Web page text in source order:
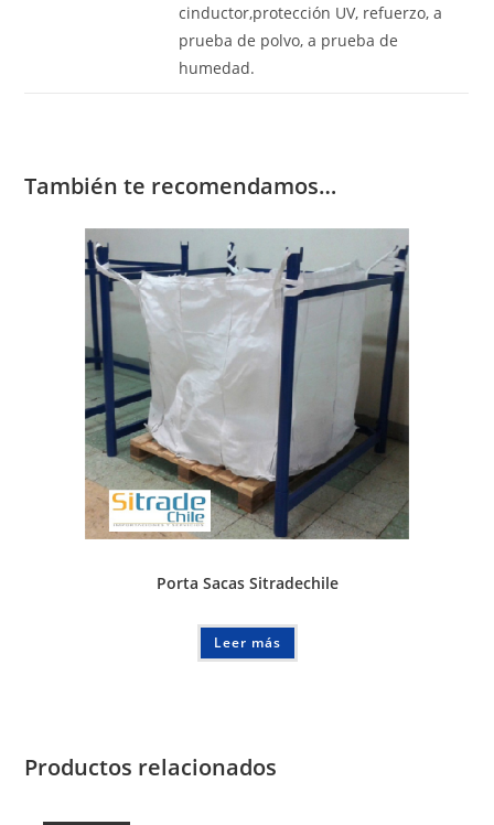
cinductor,protección UV, refuerzo, a
prueba de polvo, a prueba de
humedad.
También te recomendamos…
Porta Sacas Sitradechile
Leer más
Productos relacionados